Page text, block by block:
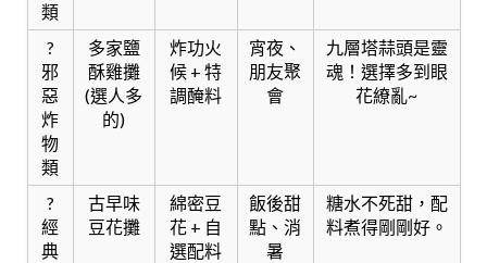
類
?
邪
惡
炸
物
類
多家鹽
酥雞攤
(選人多
的)
炸功火
候 + 特
調醃料
宵夜、
朋友聚
會
九層塔蒜頭是靈
魂！選擇多到眼
花繚亂~
?
經
典
古早味
豆花攤
綿密豆
花 + 自
選配料
飯後甜
點、消
暑
糖水不死甜，配
料煮得剛剛好。